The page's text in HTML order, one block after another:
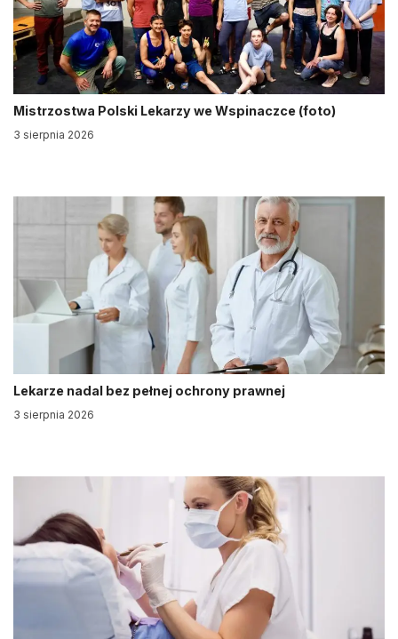
Mistrzostwa Polski Lekarzy we Wspinaczce (foto)
3 sierpnia 2026
Lekarze nadal bez pełnej ochrony prawnej
3 sierpnia 2026